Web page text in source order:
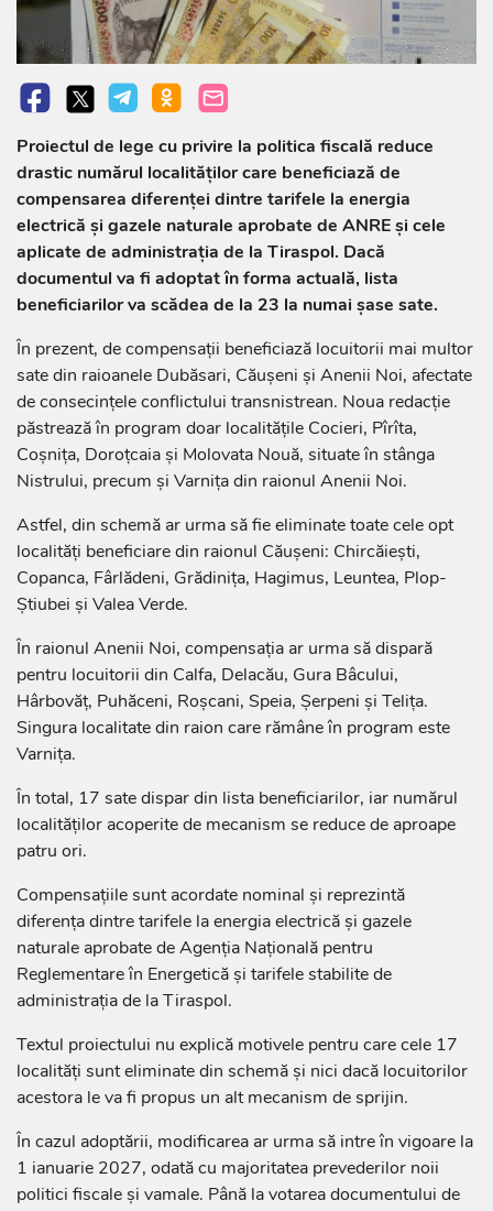
Proiectul de lege cu privire la politica fiscală reduce
drastic numărul localităților care beneficiază de
compensarea diferenței dintre tarifele la energia
electrică și gazele naturale aprobate de ANRE și cele
aplicate de administrația de la Tiraspol. Dacă
documentul va fi adoptat în forma actuală, lista
beneficiarilor va scădea de la 23 la numai șase sate.
În prezent, de compensații beneficiază locuitorii mai multor
sate din raioanele Dubăsari, Căușeni și Anenii Noi, afectate
de consecințele conflictului transnistrean. Noua redacție
păstrează în program doar localitățile Cocieri, Pîrîta,
Coșnița, Doroțcaia și Molovata Nouă, situate în stânga
Nistrului, precum și Varnița din raionul Anenii Noi.
Astfel, din schemă ar urma să fie eliminate toate cele opt
localități beneficiare din raionul Căușeni: Chircăiești,
Copanca, Fârlădeni, Grădinița, Hagimus, Leuntea, Plop-
Știubei și Valea Verde.
În raionul Anenii Noi, compensația ar urma să dispară
pentru locuitorii din Calfa, Delacău, Gura Bâcului,
Hârbovăț, Puhăceni, Roșcani, Speia, Șerpeni și Telița.
Singura localitate din raion care rămâne în program este
Varnița.
În total, 17 sate dispar din lista beneficiarilor, iar numărul
localităților acoperite de mecanism se reduce de aproape
patru ori.
Compensațiile sunt acordate nominal și reprezintă
diferența dintre tarifele la energia electrică și gazele
naturale aprobate de Agenția Națională pentru
Reglementare în Energetică și tarifele stabilite de
administrația de la Tiraspol.
Textul proiectului nu explică motivele pentru care cele 17
localități sunt eliminate din schemă și nici dacă locuitorilor
acestora le va fi propus un alt mecanism de sprijin.
În cazul adoptării, modificarea ar urma să intre în vigoare la
1 ianuarie 2027, odată cu majoritatea prevederilor noii
politici fiscale și vamale. Până la votarea documentului de